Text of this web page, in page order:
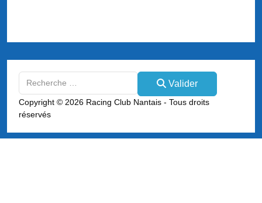
Type 2 or more characters for results.
Valider
Copyright © 2026 Racing Club Nantais - Tous droits
réservés